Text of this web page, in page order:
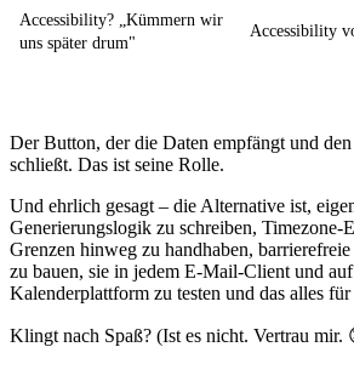
Accessibility? „Kümmern wir
uns später drum"
Accessibility
Der Button, der die Daten empfängt und
schließt. Das ist seine Rolle.
Und ehrlich gesagt – die Alternative ist,
Generierungslogik zu schreiben, Timezone-
Grenzen hinweg zu handhaben,
zu bauen, sie in jedem E-Mail-Client und
Kalenderplattform zu testen und das alles
Klingt nach Spaß? (Ist es nicht. Vertrau mir.